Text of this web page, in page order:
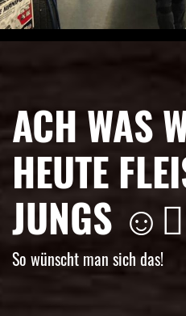
ACH WAS
HEUTE
UNGS
So wünscht man sich das!